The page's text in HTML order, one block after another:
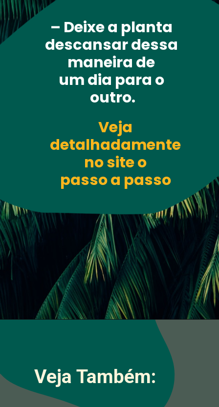
– Deixe a planta
descansar dessa
maneira de
um dia para o
outro.
Veja
detalhadamente
no site o
passo a passo
Veja Também: